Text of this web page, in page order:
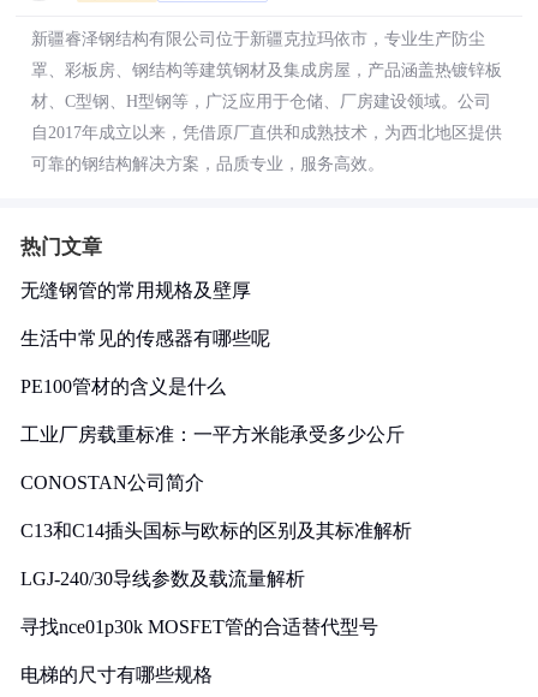
新疆睿泽钢结构有限公司位于新疆克拉玛依市，专业生产防尘
罩、彩板房、钢结构等建筑钢材及集成房屋，产品涵盖热镀锌板
材、C型钢、H型钢等，广泛应用于仓储、厂房建设领域。公司
自2017年成立以来，凭借原厂直供和成熟技术，为西北地区提供
可靠的钢结构解决方案，品质专业，服务高效。
热门文章
无缝钢管的常用规格及壁厚
生活中常见的传感器有哪些呢
PE100管材的含义是什么
工业厂房载重标准：一平方米能承受多少公斤
CONOSTAN公司简介
C13和C14插头国标与欧标的区别及其标准解析
LGJ-240/30导线参数及载流量解析
寻找nce01p30k MOSFET管的合适替代型号
电梯的尺寸有哪些规格